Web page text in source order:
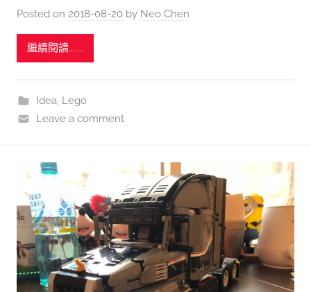
Posted on 2018-08-20 by Neo Chen
繼續閱讀.......
Idea, Lego
Leave a comment